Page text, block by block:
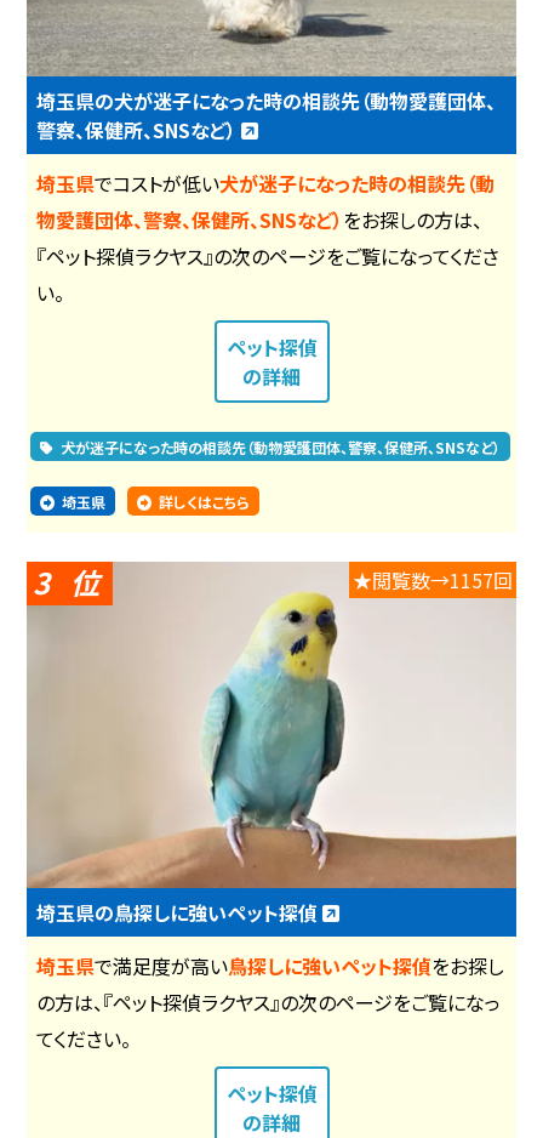
埼玉県の犬が迷子になった時の相談先（動物愛護団体、
警察、保健所、SNSなど）
埼玉県でコストが低い犬が迷子になった時の相談先（動
物愛護団体、警察、保健所、SNSなど） をお探しの方は、
『ペット探偵ラクヤス』の次のページをご覧になってくださ
い。
ペット探偵
の詳細
犬が迷子になった時の相談先（動物愛護団体、警察、保健所、SNSなど）
埼玉県 詳しくはこちら
3 ★閲覧数→1157回
埼玉県の鳥探しに強いペット探偵
埼玉県で満足度が高い鳥探しに強いペット探偵をお探し
の方は、『ペット探偵ラクヤス』の次のページをご覧になっ
てください。
ペット探偵
の詳細